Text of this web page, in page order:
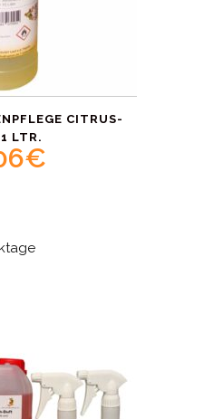
CITRUS-
LTR.
€